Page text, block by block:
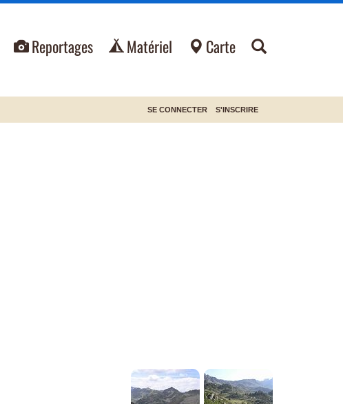
Reportages Matériel Carte
SE CONNECTER S'INSCRIRE